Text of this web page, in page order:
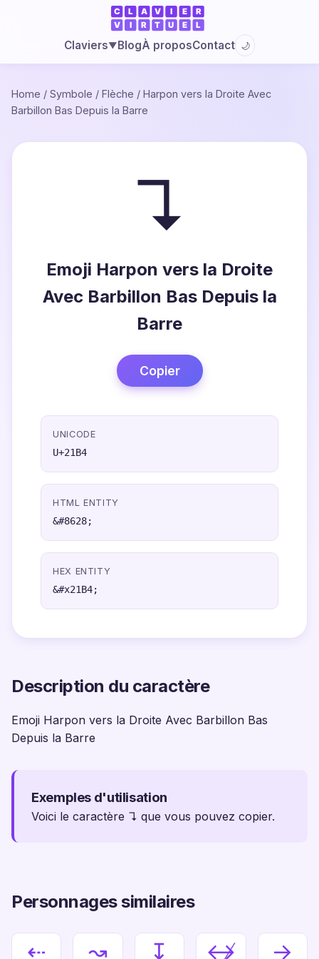
Claviers▼BlogÀ proposContact 🌙
Home / Symbole / Flèche / Harpon vers la Droite Avec
Barbillon Bas Depuis la Barre
↴
Emoji Harpon vers la Droite
Avec Barbillon Bas Depuis la
Barre
Copier
UNICODE
U+21B4
HTML ENTITY
&#8628;
HEX ENTITY
&#x21B4;
Description du caractère
Emoji Harpon vers la Droite Avec Barbillon Bas
Depuis la Barre
Exemples d'utilisation
Voici le caractère ↴ que vous pouvez copier.
Personnages similaires
⇠ ↝ ↧ ↮ →